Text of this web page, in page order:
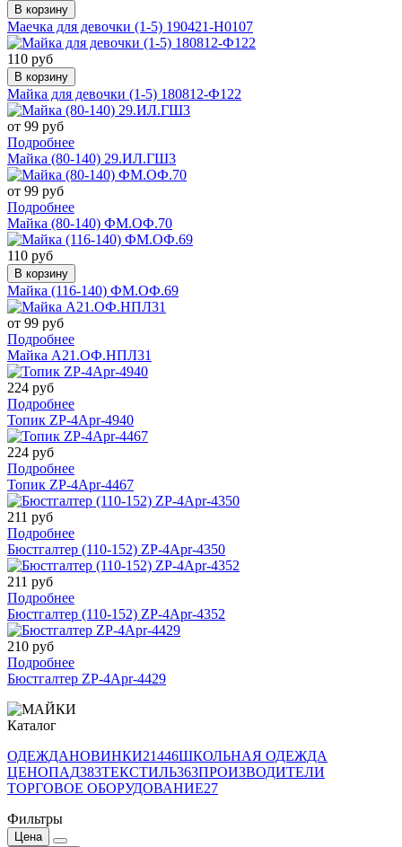
В корзину
Маечка для девочки (1-5) 190421-Н0107
110 руб
В корзину
Майка для девочки (1-5) 180812-Ф122
от 99 руб
Подробнее
Майка (80-140) 29.ИЛ.ГШ3
от 99 руб
Подробнее
Майка (80-140) ФМ.ОФ.70
110 руб
В корзину
Майка (116-140) ФМ.ОФ.69
от 99 руб
Подробнее
Майка А21.ОФ.НПЛ31
224 руб
Подробнее
Топик ZP-4Apr-4940
224 руб
Подробнее
Топик ZP-4Apr-4467
211 руб
Подробнее
Бюстгалтер (110-152) ZP-4Apr-4350
211 руб
Подробнее
Бюстгалтер (110-152) ZP-4Apr-4352
210 руб
Подробнее
Бюстгалтер ZP-4Apr-4429
Каталог
ОДЕЖДАНОВИНКИ21446ШКОЛЬНАЯ ОДЕЖДА
ЦЕНОПАД383ТЕКСТИЛЬ363ПРОИЗВОДИТЕЛИ
ТОРГОВОЕ ОБОРУДОВАНИЕ27
Фильтры
Цена